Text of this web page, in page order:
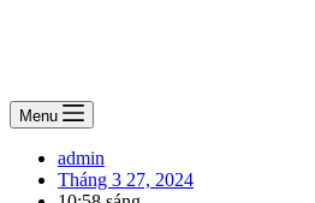
Menu
admin
Tháng 3 27, 2024